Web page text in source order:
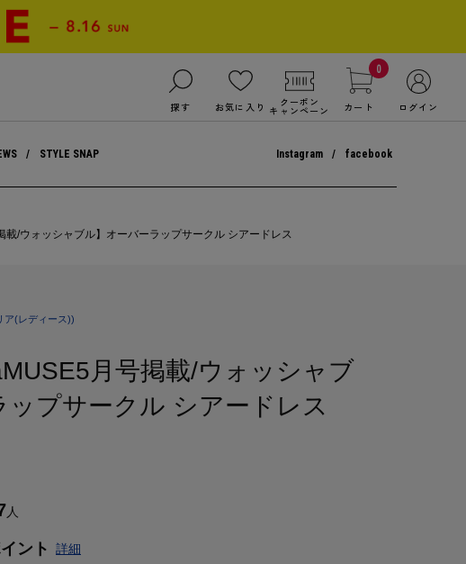
探す お気に入り クーポン
キャンペーン
0
カート ログイン
STYLE SNAP Instagram facebook
載/ウォッシャブル】オーバーラップサークル シアードレス
ア(レディース))
月号掲載/ウォッシャブ
ップサークル シアードレス
人
ント 詳細